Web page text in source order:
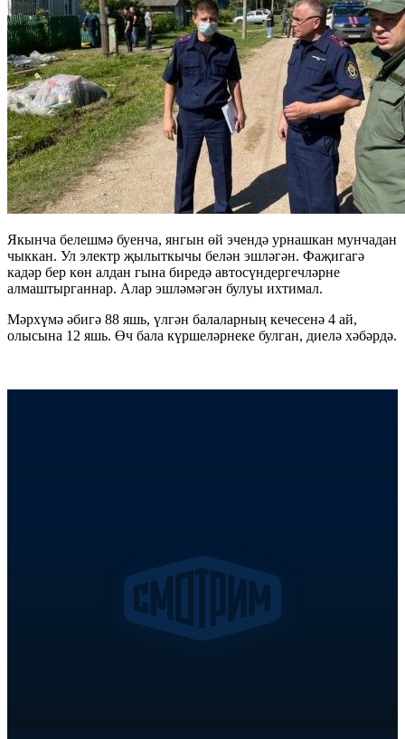
Якынча белешмә буенча, янгын өй эчендә урнашкан мунчадан
чыккан. Ул электр җылыткычы белән эшләгән. Фаҗигагә
кадәр бер көн алдан гына биредә автосүндергечләрне
алмаштырганнар. Алар эшләмәгән булуы ихтимал.
Мәрхүмә әбигә 88 яшь, үлгән балаларның кечесенә 4 ай,
олысына 12 яшь. Өч бала күршеләрнеке булган, диелә хәбәрдә.